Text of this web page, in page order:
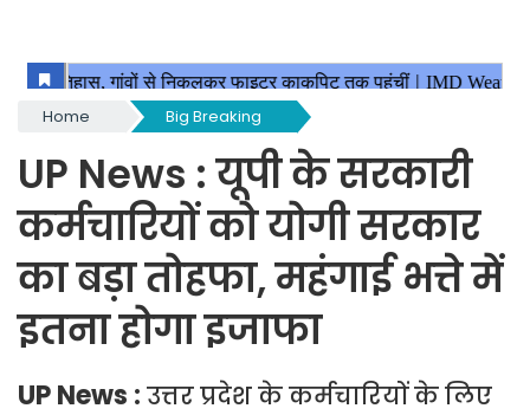
Home Big Breaking
UP News : यूपी के सरकारी
कर्मचारियों को योगी सरकार
का बड़ा तोहफा, महंगाई भत्ते में
इतना होगा इजाफा
UP News : उत्तर प्रदेश के कर्मचारियों के लिए